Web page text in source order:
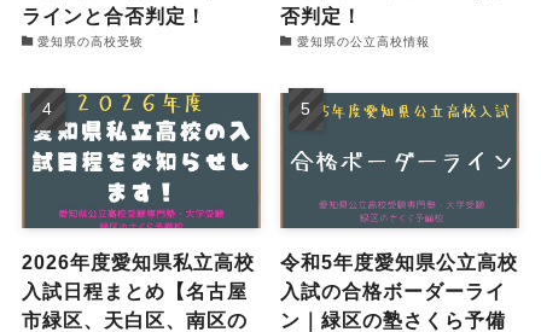
ラインと合否判定！
愛知県の高校受験
否判定！
愛知県の公立高校情報
2026年度愛知県私立高校
入試日程まとめ【名古屋
市緑区、天白区、南区の
令和5年度愛知県公立高校
入試の合格ボーダーライ
ン｜緑区の塾さくら予備